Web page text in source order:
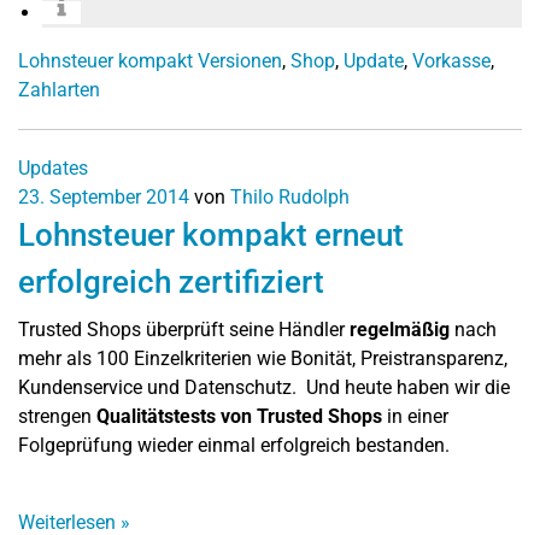
Lohnsteuer kompakt Versionen, Shop, Update, Vorkasse,
Zahlarten
Updates
23. September 2014 von Thilo Rudolph
Lohnsteuer kompakt erneut
erfolgreich zertifiziert
Trusted Shops überprüft seine Händlerregelmäßig nach
mehr als 100 Einzelkriterien wie Bonität, Preistransparenz,
Kundenservice und Datenschutz. Und heute haben wir die
strengen Qualitätstests von Trusted Shops in einer
Folgeprüfung wieder einmal erfolgreich bestanden.
Weiterlesen »